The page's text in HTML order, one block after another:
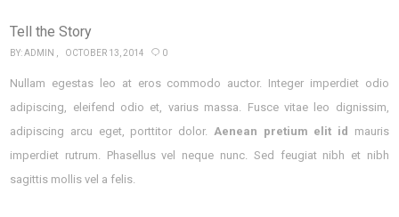
Tell the Story
BY:ADMIN OCTOBER 13, 2014 0
Nullam egestas leo at eros commodo auctor. Integer imperdiet odio
adipiscing, eleifend odio et, varius massa. Fusce vitae leo dignissim,
adipiscing arcu eget, porttitor dolor. Aenean pretium elit id
mauris
imperdiet rutrum. Phasellus vel neque nunc. Sed feugiat nibh et nibh
sagittis mollis vel a felis.